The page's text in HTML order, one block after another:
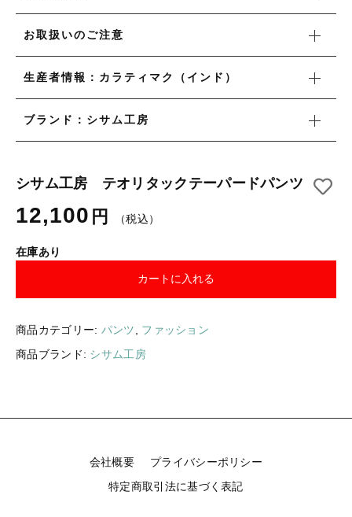
お取扱いのご注意
生産者情報：カラティマク（インド）
ブランド：シサム工房
シサム工房 テオリタックテーパードパンツ
12,100 円 （税込）
在庫あり
カートに入れる
商品カテゴリー: パンツ, ファッション
商品ブランド: シサム工房
会社概要
プライバシーポリシー
特定商取引法に基づく表記
雑貨
ラリーキルト
キリム
新着商品
セール
お知らせ
ギフトラッピング